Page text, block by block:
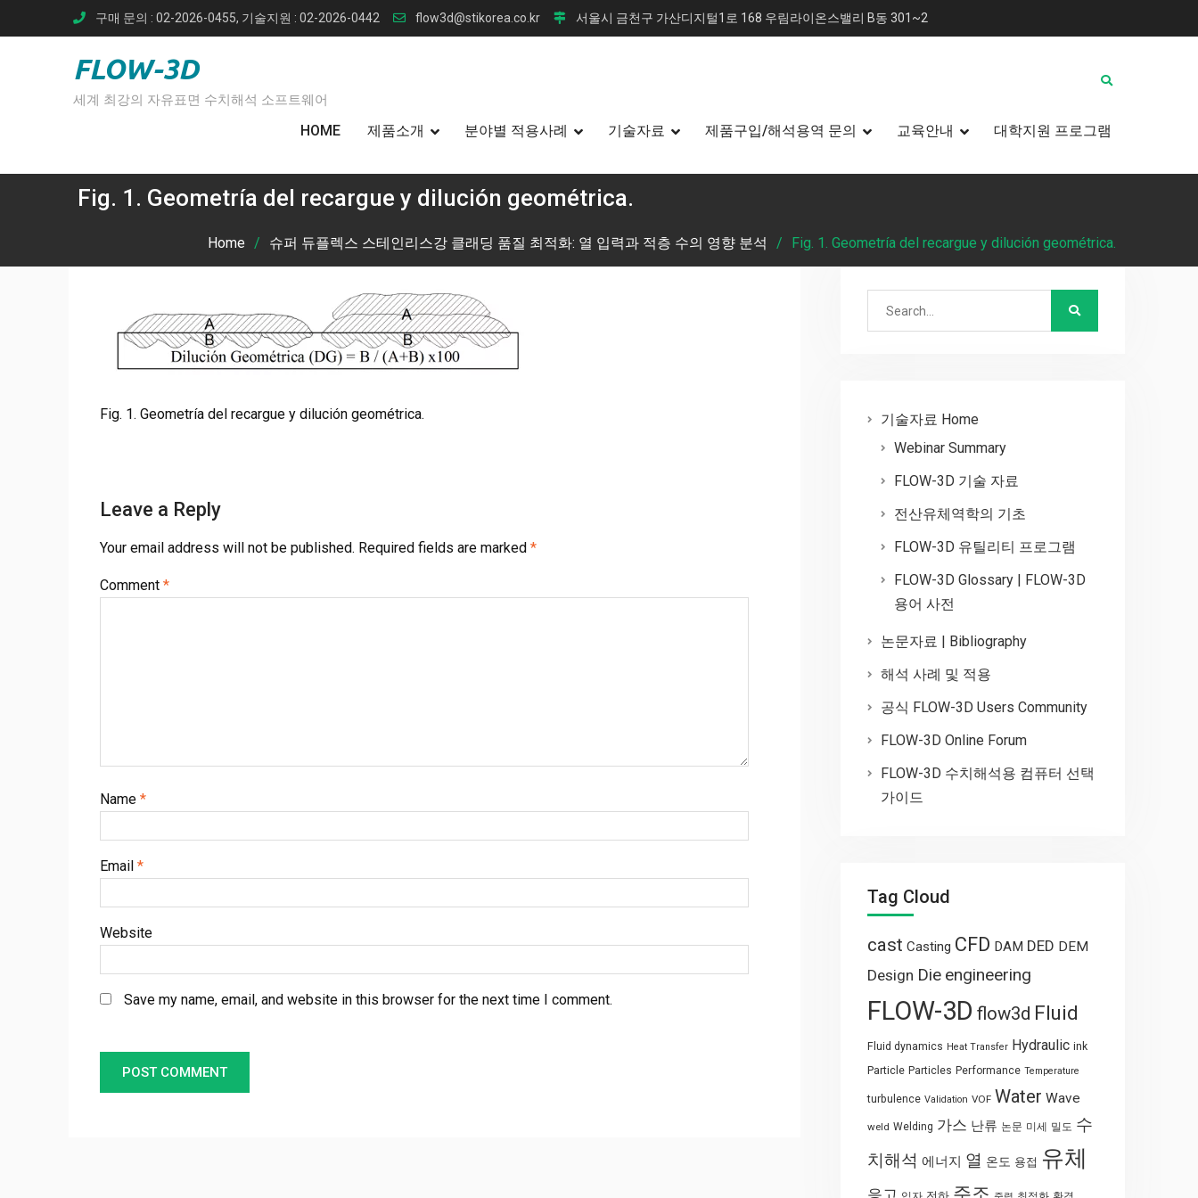
to
구매 문의 : 02-2026-0455, 기술지원 : 02-2026-0442 flow3d@stikorea.co.kr 서울시 금천구 가산디지털1로 168 우림라이온스밸리 B동 301~2
FLOW-3D
세계 최강의 자유표면 수치해석 소프트웨어
HOME 제품소개 분야별 적용사례 기술자료 제품구입/해석용역 문의 교육안내 대학지원 프로그램
Fig. 1. Geometría del recargue y dilución geométrica.
Home 슈퍼 듀플렉스 스테인리스강 클래딩 품질 최적화: 열 입력과 적층 수의 영향 분석 Fig. 1. Geometría del recargue y dilución geométrica.
Fig. 1. Geometría del recargue y dilución geométrica.
Leave a Reply
Your email address will not be published. Required fields are marked *
Comment *
Name *
Email *
Website
Save my name, email, and website in this browser for the next time I comment.
기술자료 Home
Webinar Summary
FLOW-3D 기술 자료
전산유체역학의 기초
FLOW-3D 유틸리티 프로그램
FLOW-3D Glossary | FLOW-3D
용어 사전
논문자료 | Bibliography
해석 사례 및 적용
공식 FLOW-3D Users Community
FLOW-3D Online Forum
FLOW-3D 수치해석용 컴퓨터 선택
가이드
Tag Cloud
cast Casting CFD DAM DED DEM
Design Die engineering
FLOW-3D flow3d Fluid
Fluid dynamics Heat Transfer Hydraulic ink
Particle Particles Performance Temperature
turbulence Validation VOF Water Wave
weld Welding 가스 난류 논문 미세 밀도 수
치해석 에너지 열 온도 용접 유체
응고 주조